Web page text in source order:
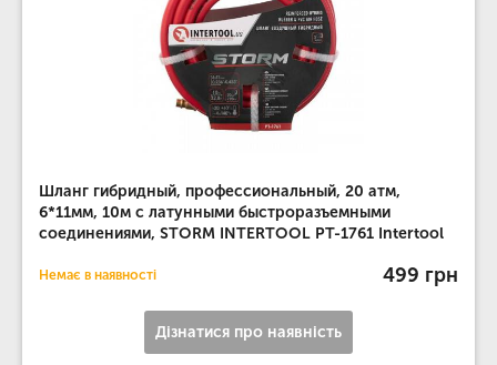
Шланг гибридный, профессиональный, 20 атм,
6*11мм, 10м с латунными быстроразъемными
соединениями, STORM INTERTOOL PT-1761 Intertool
Немає в наявності 499 грн
Дізнатися про наявність